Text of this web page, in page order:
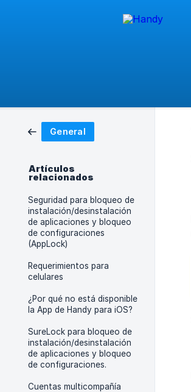
General
Artículos
relacionados
Seguridad para bloqueo de
instalación/desinstalación
de aplicaciones y bloqueo
de configuraciones
(AppLock)
Requerimientos para
celulares
¿Por qué no está disponible
la App de Handy para iOS?
SureLock para bloqueo de
instalación/desinstalación
de aplicaciones y bloqueo
de configuraciones.
Cuentas multicompañía